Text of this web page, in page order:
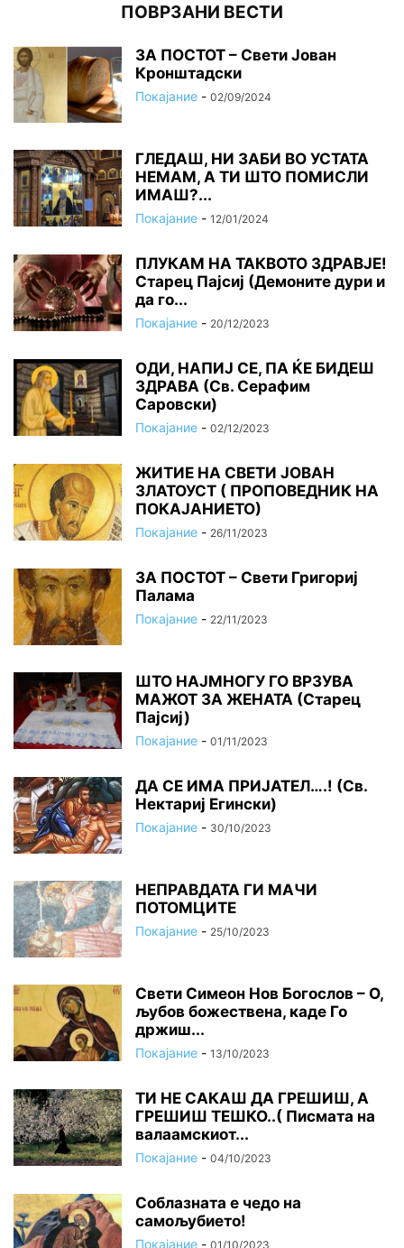
ПОВРЗАНИ ВЕСТИ
ЗА ПОСТОТ – Свети Јован
Кронштадски
Покајание - 02/09/2024
ГЛЕДАШ, НИ ЗАБИ ВО УСТАТА
НЕМАМ, А ТИ ШТО ПОМИСЛИ
ИМАШ?...
Покајание - 12/01/2024
ПЛУКАМ НА ТАКВОТО ЗДРАВЈЕ!
Старец Пајсиј (Демоните дури и
да го...
Покајание - 20/12/2023
ОДИ, НАПИЈ СЕ, ПА ЌЕ БИДЕШ
ЗДРАВА (Св. Серафим
Саровски)
Покајание - 02/12/2023
ЖИТИЕ НА СВЕТИ ЈОВАН
ЗЛАТОУСТ ( ПРОПОВЕДНИК НА
ПОКАЈАНИЕТО)
Покајание - 26/11/2023
ЗА ПОСТОТ – Свети Григориј
Палама
Покајание - 22/11/2023
ШТО НАЈМНОГУ ГО ВРЗУВА
МАЖОТ ЗА ЖЕНАТА (Старец
Пајсиј)
Покајание - 01/11/2023
ДА СЕ ИМА ПРИЈАТЕЛ….! (Св.
Нектариј Егински)
Покајание - 30/10/2023
НЕПРАВДАТА ГИ МАЧИ
ПОТОМЦИТЕ
Покајание - 25/10/2023
Свети Симеон Нов Богослов – О,
љубов божествена, каде Го
држиш...
Покајание - 13/10/2023
ТИ НЕ САКАШ ДА ГРЕШИШ, А
ГРЕШИШ ТЕШКО..( Писмата на
валаамскиот...
Покајание - 04/10/2023
Соблазната е чедо на
самољубието!
Покајание - 01/10/2023